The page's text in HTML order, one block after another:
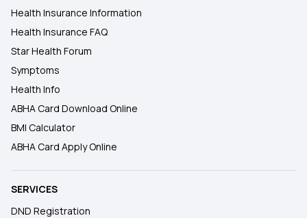
Health Insurance Information
Health Insurance FAQ
Star Health Forum
Symptoms
Health Info
ABHA Card Download Online
BMI Calculator
ABHA Card Apply Online
SERVICES
DND Registration